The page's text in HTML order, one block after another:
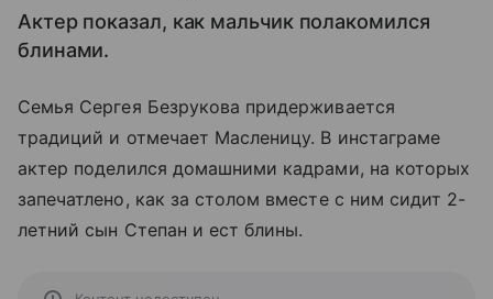
Актер показал, как мальчик полакомился
блинами.
Семья Сергея Безрукова придерживается
традиций и отмечает Масленицу. В инстаграме
актер поделился домашними кадрами, на которых
запечатлено, как за столом вместе с ним сидит 2-
летний сын Степан и ест блины.